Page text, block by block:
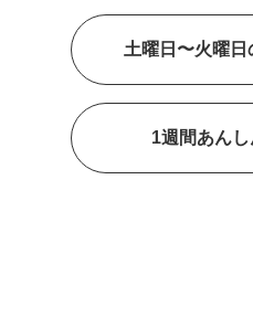
土曜日〜火曜日
1週間あん